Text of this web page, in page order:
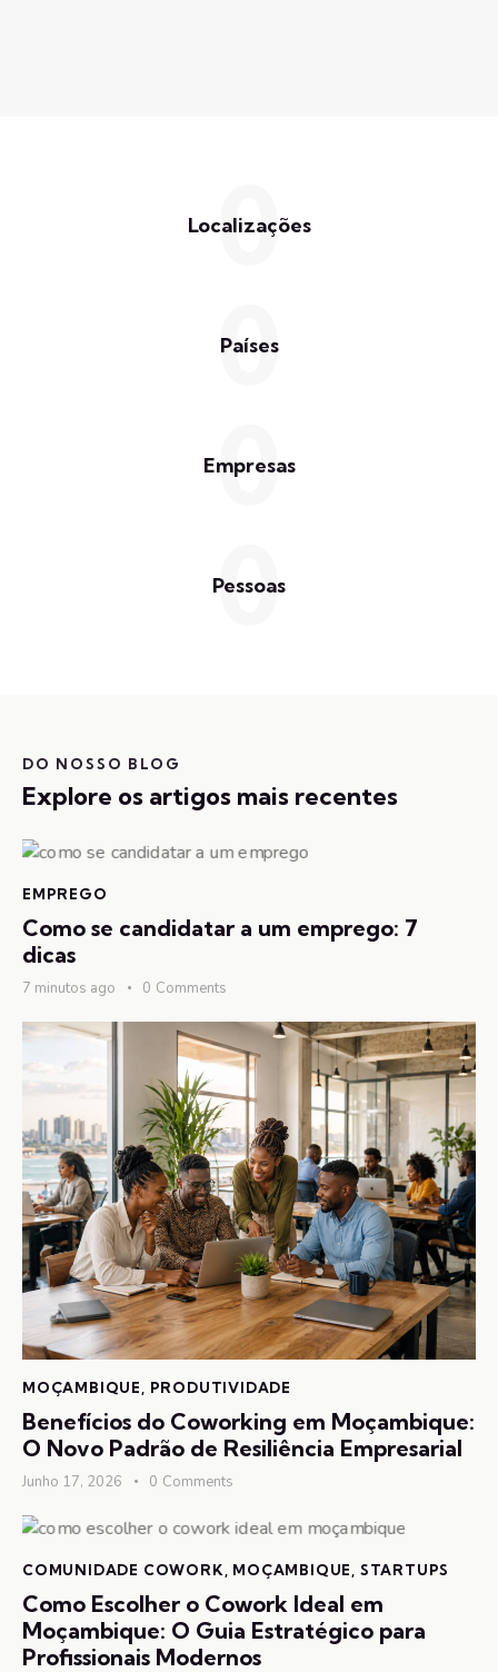
0
Localizações
0
Países
0
Empresas
0
Pessoas
DO NOSSO BLOG
Explore os artigos mais recentes
EMPREGO
Como se candidatar a um emprego: 7
dicas
7 minutos ago 0 Comments
MOÇAMBIQUE PRODUTIVIDADE
Benefícios do Coworking em Moçambique:
O Novo Padrão de Resiliência Empresarial
Junho 17, 2026 0 Comments
COMUNIDADE COWORK MOÇAMBIQUE STARTUPS
Como Escolher o Cowork Ideal em
Moçambique: O Guia Estratégico para
Profissionais Modernos